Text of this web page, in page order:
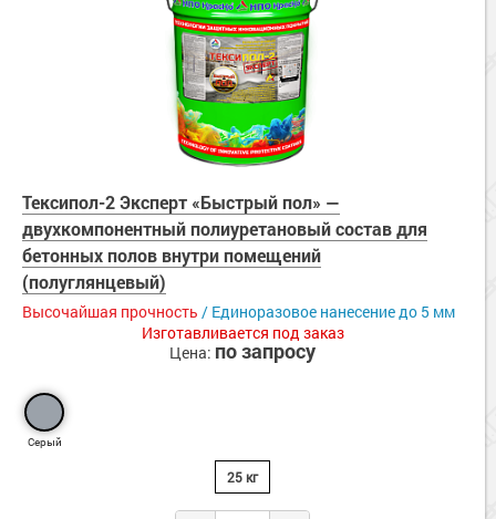
Тексипол-2 Эксперт «Быстрый пол» —
двухкомпонентный полиуретановый состав для
бетонных полов внутри помещений
(полуглянцевый)
Высочайшая прочность / Единоразовое нанесение до 5 мм
Изготавливается под заказ
Цена: по запросу
Серый
25 кг